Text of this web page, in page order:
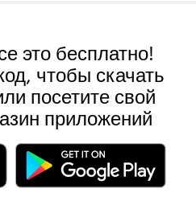
это бесплатно!
чтобы скачать
посетите свой
приложений